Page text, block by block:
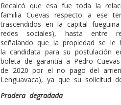
Recalcó que esa fue toda la
familia Cuevas respecto a ese
trascendidos en la capital
redes sociales), hasta entre
señalando que la propiedad se le
la candidata para su postulación
boleta de garantía a Pedro
de 2020 por el no pago del
Lenguavaca), ya que su solicitud
Pradera degradada